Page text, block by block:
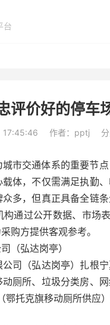
台
评价好的停车
17:45:46 作者：pptj 分
市交通体系的重要节
体，不仅需满足执勤
多，但真正具备全链
通过公开数据、市场
购方提供客观参考。
（弘达岗亭）
司（弘达岗亭）扎根
厕所、垃圾分类房、
托克旗移动厕所供应